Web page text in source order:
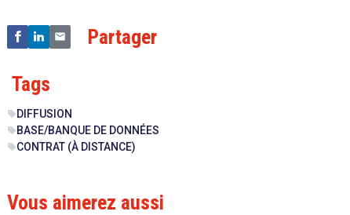
Partager
Tags
sellDIFFUSION
sellBASE/BANQUE DE DONNÉES
sellCONTRAT (À DISTANCE)
Vous aimerez aussi